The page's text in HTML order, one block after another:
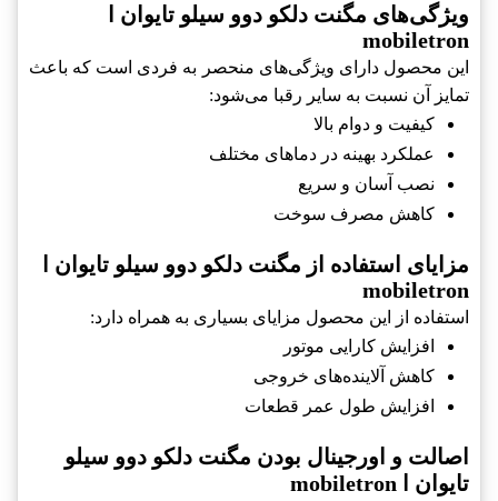
ویژگی‌های مگنت دلکو دوو سیلو تایوان ا
mobiletron
این محصول دارای ویژگی‌های منحصر به فردی است که باعث
تمایز آن نسبت به سایر رقبا می‌شود:
کیفیت و دوام بالا
عملکرد بهینه در دماهای مختلف
نصب آسان و سریع
کاهش مصرف سوخت
مزایای استفاده از مگنت دلکو دوو سیلو تایوان ا
mobiletron
استفاده از این محصول مزایای بسیاری به همراه دارد:
افزایش کارایی موتور
کاهش آلاینده‌های خروجی
افزایش طول عمر قطعات
اصالت و اورجینال بودن مگنت دلکو دوو سیلو
تایوان ا mobiletron